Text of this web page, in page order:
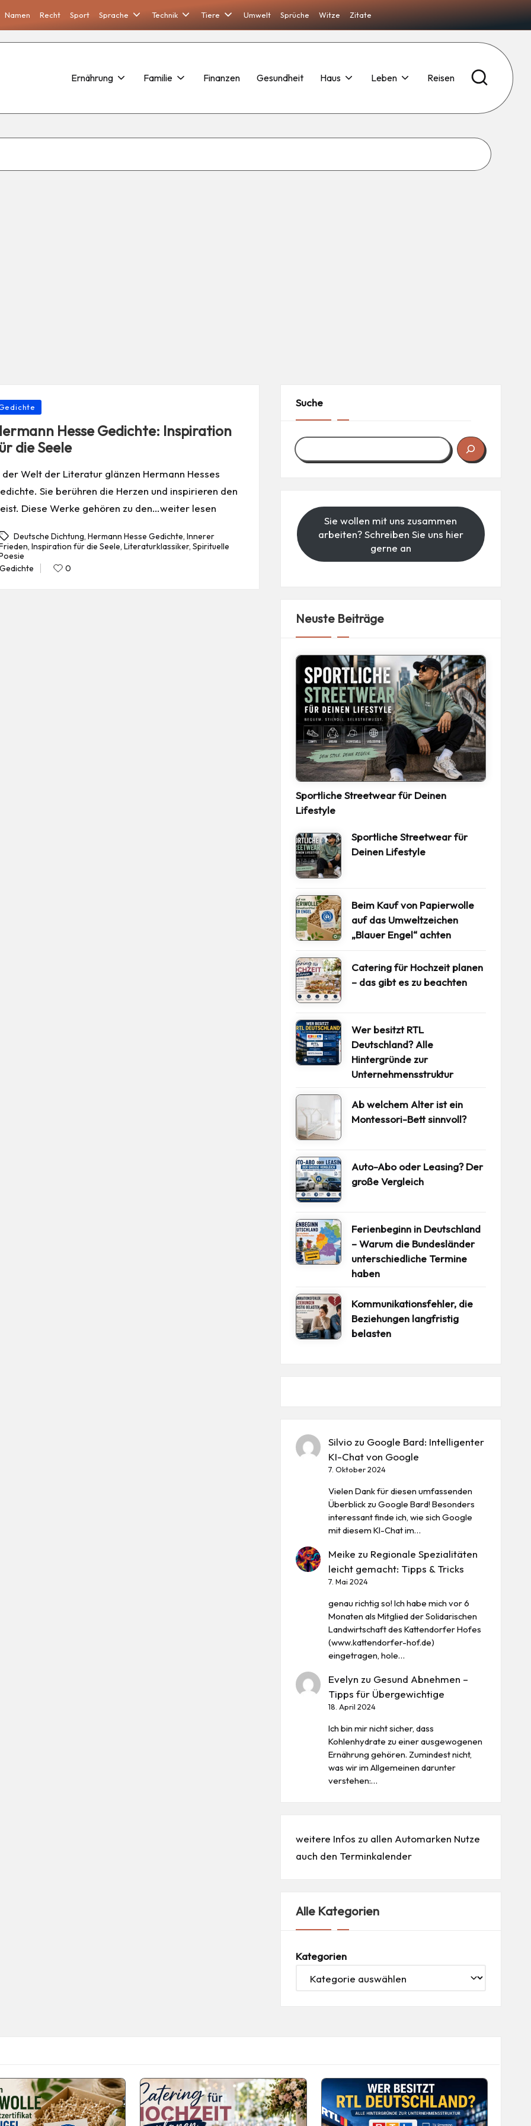
Namen Recht Sport Sprache Technik Tiere Umwelt Sprüche Witze Zitate
Ernährung Familie Finanzen Gesundheit Haus Leben Reisen
Hesse Gedichte: Inspiration
die Seele
der Welt der Literatur glänzen Hermann Hesses
Sie berühren die Herzen und inspirieren den
Diese Werke gehören zu den…weiter lesen
Deutsche Dichtung,Hermann Hesse Gedichte,Innerer
,Inspiration für die Seele,Literaturklassiker,Spirituelle
0
Suche
Sie wollen mit uns zusammen
arbeiten? Schreiben Sie uns hier
gerne an
Neuste Beiträge
Sportliche Streetwear für Deinen
Lifestyle
Sportliche Streetwear für
Deinen Lifestyle
Beim Kauf von Papierwolle
auf das Umweltzeichen
„Blauer Engel“ achten
Catering für Hochzeit planen
– das gibt es zu beachten
Wer besitzt RTL
Deutschland? Alle
Hintergründe zur
Unternehmensstruktur
Ab welchem Alter ist ein
Montessori-Bett sinnvoll?
Auto-Abo oder Leasing? Der
große Vergleich
Ferienbeginn in Deutschland
– Warum die Bundesländer
unterschiedliche Termine
haben
Kommunikationsfehler, die
Beziehungen langfristig
belasten
Silvio zu Google Bard: Intelligenter
KI-Chat von Google
7. Oktober 2024
Vielen Dank für diesen umfassenden
Überblick zu Google Bard! Besonders
interessant finde ich, wie sich Google
mit diesem KI-Chat im…
Meike zu Regionale Spezialitäten
leicht gemacht: Tipps & Tricks
7. Mai 2024
genau richtig so! Ich habe mich vor 6
Monaten als Mitglied der Solidarischen
Landwirtschaft des Kattendorfer Hofes
(www.kattendorfer-hof.de)
eingetragen, hole…
Evelyn zu Gesund Abnehmen –
Tipps für Übergewichtige
18. April 2024
Ich bin mir nicht sicher, dass
Kohlenhydrate zu einer ausgewogenen
Ernährung gehören. Zumindest nicht,
was wir im Allgemeinen darunter
verstehen:…
weitere Infos zu allen Automarken Nutze
auch den Terminkalender
Alle Kategorien
Kategorien